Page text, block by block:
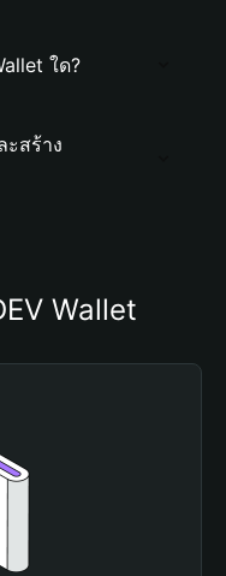
ใด?
สร้าง
Wallet